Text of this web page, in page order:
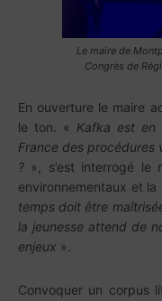
Le maire de
Congrès de
En ouverture le maire
le ton. « Kafka est en
France des procédures
? », s’est interrogé le
environnementaux et la
temps doit être
la jeunesse attend de
enjeux ».
Convoquer un corpus